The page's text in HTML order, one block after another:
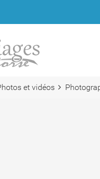
et vidéos